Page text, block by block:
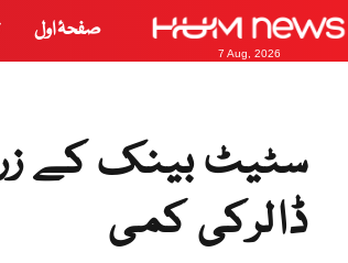
7 Aug, 2026
صفحۂ اول
ڈالرکی کمی